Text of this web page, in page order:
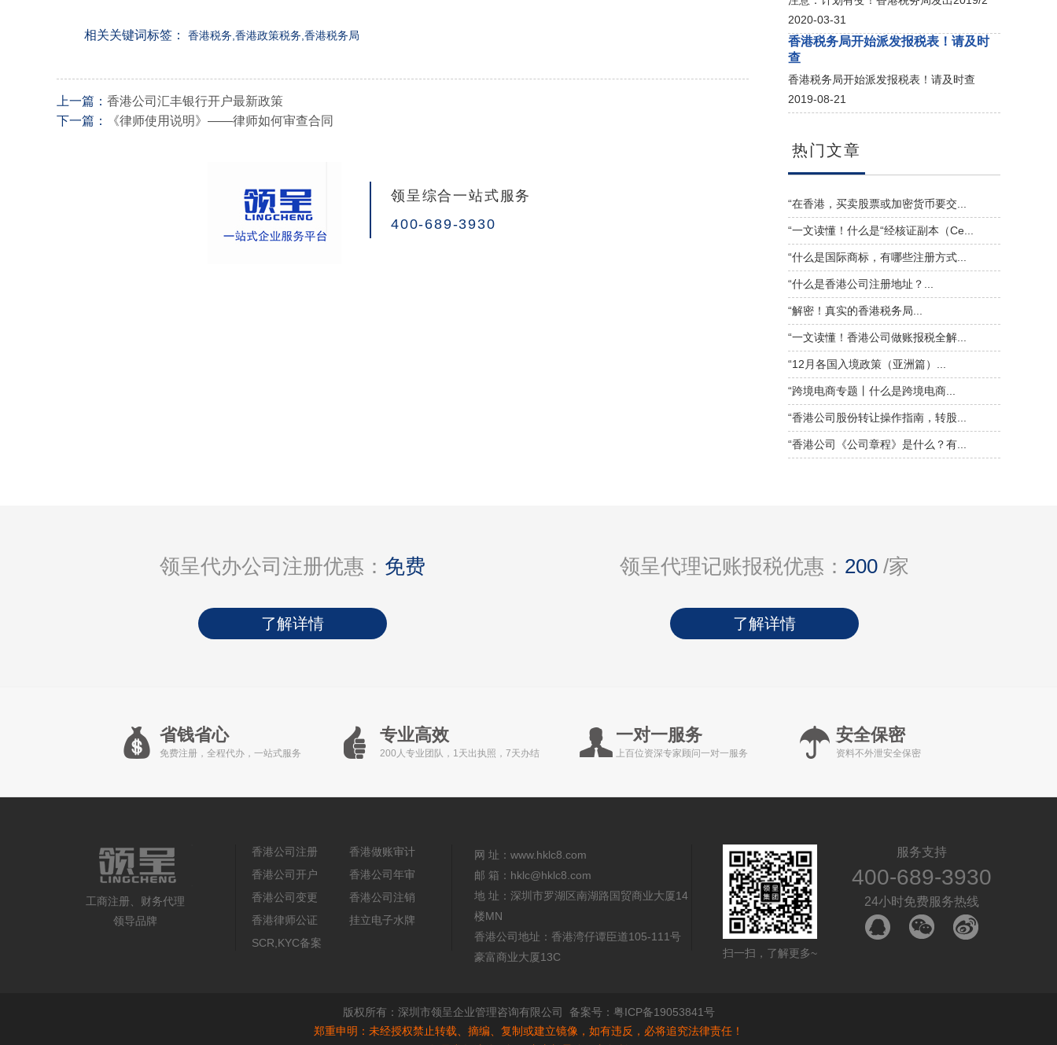
相关关键词标签： 香港税务,香港政策税务,香港税务局
上一篇： 香港公司汇丰银行开户最新政策
下一篇：
《律师使用说明》——律师如何审查合同
领呈综合一站式服务
400-689-3930
2020-03-31
香港税务局开始派发报税表！请及时
查
香港税务局开始派发报税表！请及时查
2019-08-21
热门文章
“在香港，买卖股票或加密货币要交...
“一文读懂！什么是“经核证副本（Ce...
“什么是国际商标，有哪些注册方式...
“什么是香港公司注册地址？...
“解密！真实的香港税务局...
“一文读懂！香港公司做账报税全解...
“12月各国入境政策（亚洲篇）...
“跨境电商专题丨什么是跨境电商...
“香港公司股份转让操作指南，转股...
“香港公司《公司章程》是什么？有...
领呈代办公司注册优惠： 免费
了解详情
领呈代理记账报税优惠： 200 /家
了解详情
省钱省心
免费注册，全程代办，一站式服务
专业高效
200人专业团队，1天出执照，7天办结
一对一服务
上百位资深专家顾问一对一服务
安全保密
资料不外泄安全保密
工商注册、财务代理
领导品牌
香港公司注册
香港做账审计
香港公司开户
香港公司年审
香港公司变更
香港公司注销
香港律师公证
挂立电子水牌
SCR,KYC备案
网 址：www.hklc8.com
邮 箱：hklc@hklc8.com
地 址：深圳市罗湖区南湖路国贸商业大厦14
楼MN
香港公司地址：香港湾仔谭臣道105-111号
豪富商业大厦13C
扫一扫，了解更多~
服务支持
400-689-3930
24小时免费服务热线
版权所有： 深圳市领呈企业管理咨询有限公司 备案号： 粤ICP备19053841号
郑重申明：未经授权禁止转载、摘编、复制或建立镜像，如有违反，必将追究法律责任！